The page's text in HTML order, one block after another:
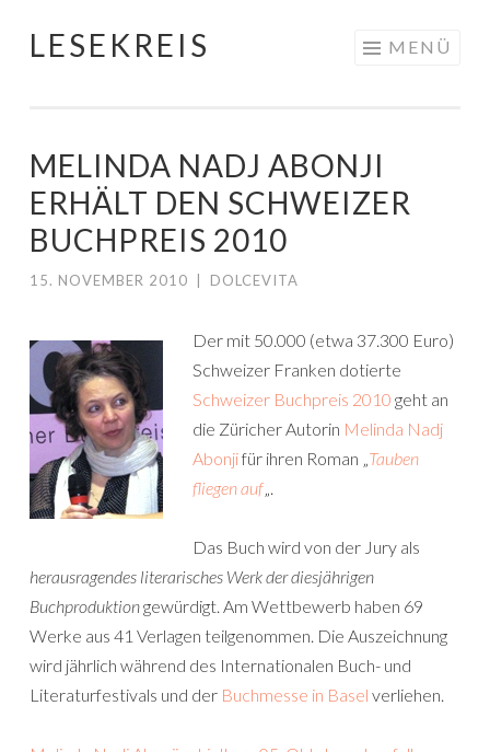
Springe
LESEKREIS MENÜ
MELINDA NADJ ABONJI
ERHÄLT DEN SCHWEIZER
BUCHPREIS 2010
15. NOVEMBER 2010 DOLCEVITA
Der mit 50.000 (etwa 37.300 Euro)
Schweizer Franken dotierte
Schweizer Buchpreis 2010 geht an
die Züricher Autorin Melinda Nadj
Abonjifür ihren Roman „Tauben
fliegen auf„.
Das Buch wird von der Jury als
herausragendes literarisches Werk der diesjährigen
Buchproduktiongewürdigt. Am Wettbewerb haben 69
Werke aus 41 Verlagen teilgenommen. Die Auszeichnung
wird jährlich während des Internationalen Buch- und
Literaturfestivals und der Buchmesse in Basel verliehen.